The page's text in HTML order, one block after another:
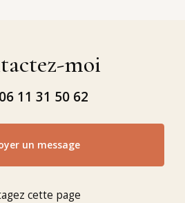
moi
06 11 31 50 62
un message
cette page